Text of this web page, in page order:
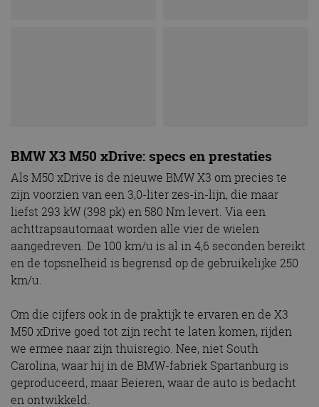
BMW X3 M50 xDrive: specs en prestaties
Als M50 xDrive is de nieuwe BMW X3 om precies te
zijn voorzien van een 3,0-liter zes-in-lijn, die maar
liefst 293 kW (398 pk) en 580 Nm levert. Via een
achttrapsautomaat worden alle vier de wielen
aangedreven. De 100 km/u is al in 4,6 seconden bereikt
en de topsnelheid is begrensd op de gebruikelijke 250
km/u.
Om die cijfers ook in de praktijk te ervaren en de X3
M50 xDrive goed tot zijn recht te laten komen, rijden
we ermee naar zijn thuisregio. Nee, niet South
Carolina, waar hij in de BMW-fabriek Spartanburg is
geproduceerd, maar Beieren, waar de auto is bedacht
en ontwikkeld.